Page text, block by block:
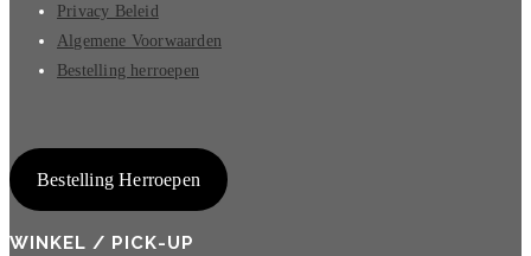
Privacy Beleid
Algemene Voorwaarden
Bestelling herroepen
Bestelling Herroepen
WINKEL / PICK-UP